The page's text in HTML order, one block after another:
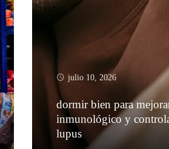
julio 10, 2026
dormir bien para
inmunológico y
lupus